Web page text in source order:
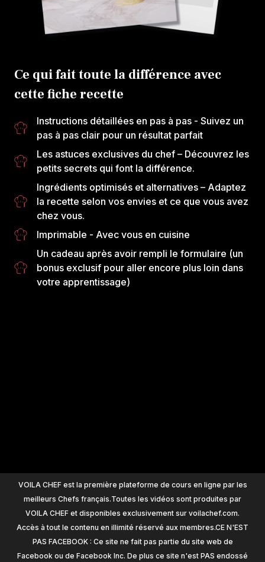
Ce qui fait toute la différence avec
cette fiche recette
Instructions détaillées en pas à pas - Suivez un
pas à pas clair pour un résultat parfait
Les astuces exclusives du chef – Découvrez les
petits secrets qui font la différence.
Ingrédients optimisés et alternatives – Adaptez
la recette selon vos envies et ce que vous avez
chez vous.
Imprimable - Avec vous en cuisine
Un cadeau après avoir rempli le formulaire (un
bonus exclusif pour aller encore plus loin dans
votre apprentissage)
VOILA CHEF est la première plateforme de cours en ligne par les
meilleurs Chefs français.Toutes les vidéos sont produites par
VOILA CHEF et disponibles exclusivement sur voilachef.com.
Accès à tout le contenu en illimité réservé aux membres.CE N'EST
PAS FACEBOOK : Ce site ne fait pas partie du site web de
Facebook ou de Facebook Inc. De plus ce site n'est PAS endossé